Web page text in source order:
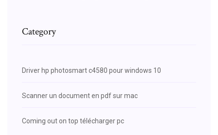
Category
Driver hp photosmart c4580 pour windows 10
Scanner un document en pdf sur mac
Coming out on top télécharger pc